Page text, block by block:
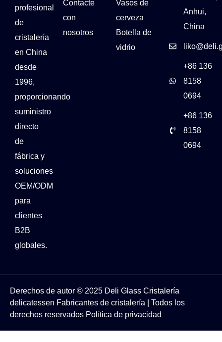
profesional
de
cristalería
en China
desde
1996,
proporcionando
suministro
directo
de
fábrica y
soluciones
OEM/ODM
para
clientes
B2B
globales.
Contacte
con
nosotros
Vasos de
cerveza
Botella de
vidrio
Anhui,
China
+86 136
8158
0694
+86 136
8158
0694
Derechos de autor © 2025 Deli Glass Cristalería
delicatessen Fabricantes de cristalería
| Todos los
derechos reservados Política de privacidad